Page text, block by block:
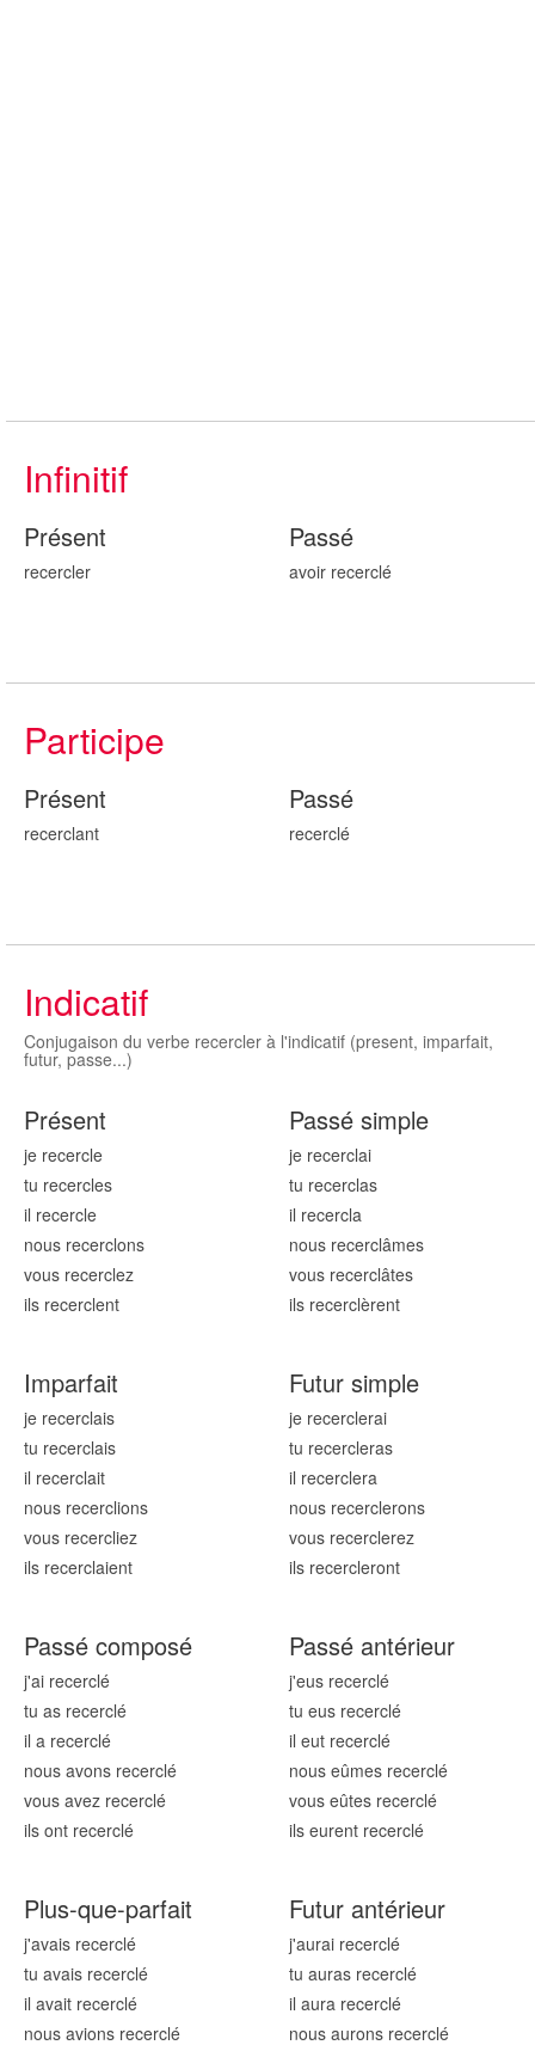
Infinitif
Présent
recercler
Passé
avoir recerclé
Participe
Présent
recerclant
Passé
recerclé
Indicatif
Conjugaison du verbe recercler à l'indicatif (present, imparfait,
futur, passe...)
Présent
je recercle
tu recercles
il recercle
nous recerclons
vous recerclez
ils recerclent
Passé simple
je recerclai
tu recerclas
il recercla
nous recerclâmes
vous recerclâtes
ils recerclèrent
Imparfait
je recerclais
tu recerclais
il recerclait
nous recerclions
vous recercliez
ils recerclaient
Futur simple
je recerclerai
tu recercleras
il recerclera
nous recerclerons
vous recerclerez
ils recercleront
Passé composé
j'ai recerclé
tu as recerclé
il a recerclé
nous avons recerclé
vous avez recerclé
ils ont recerclé
Passé antérieur
j'eus recerclé
tu eus recerclé
il eut recerclé
nous eûmes recerclé
vous eûtes recerclé
ils eurent recerclé
Plus-que-parfait
j'avais recerclé
tu avais recerclé
il avait recerclé
nous avions recerclé
Futur antérieur
j'aurai recerclé
tu auras recerclé
il aura recerclé
nous aurons recerclé